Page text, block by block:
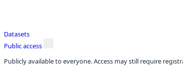
Datasets
Public access
Publicly available to everyone. Access may still require